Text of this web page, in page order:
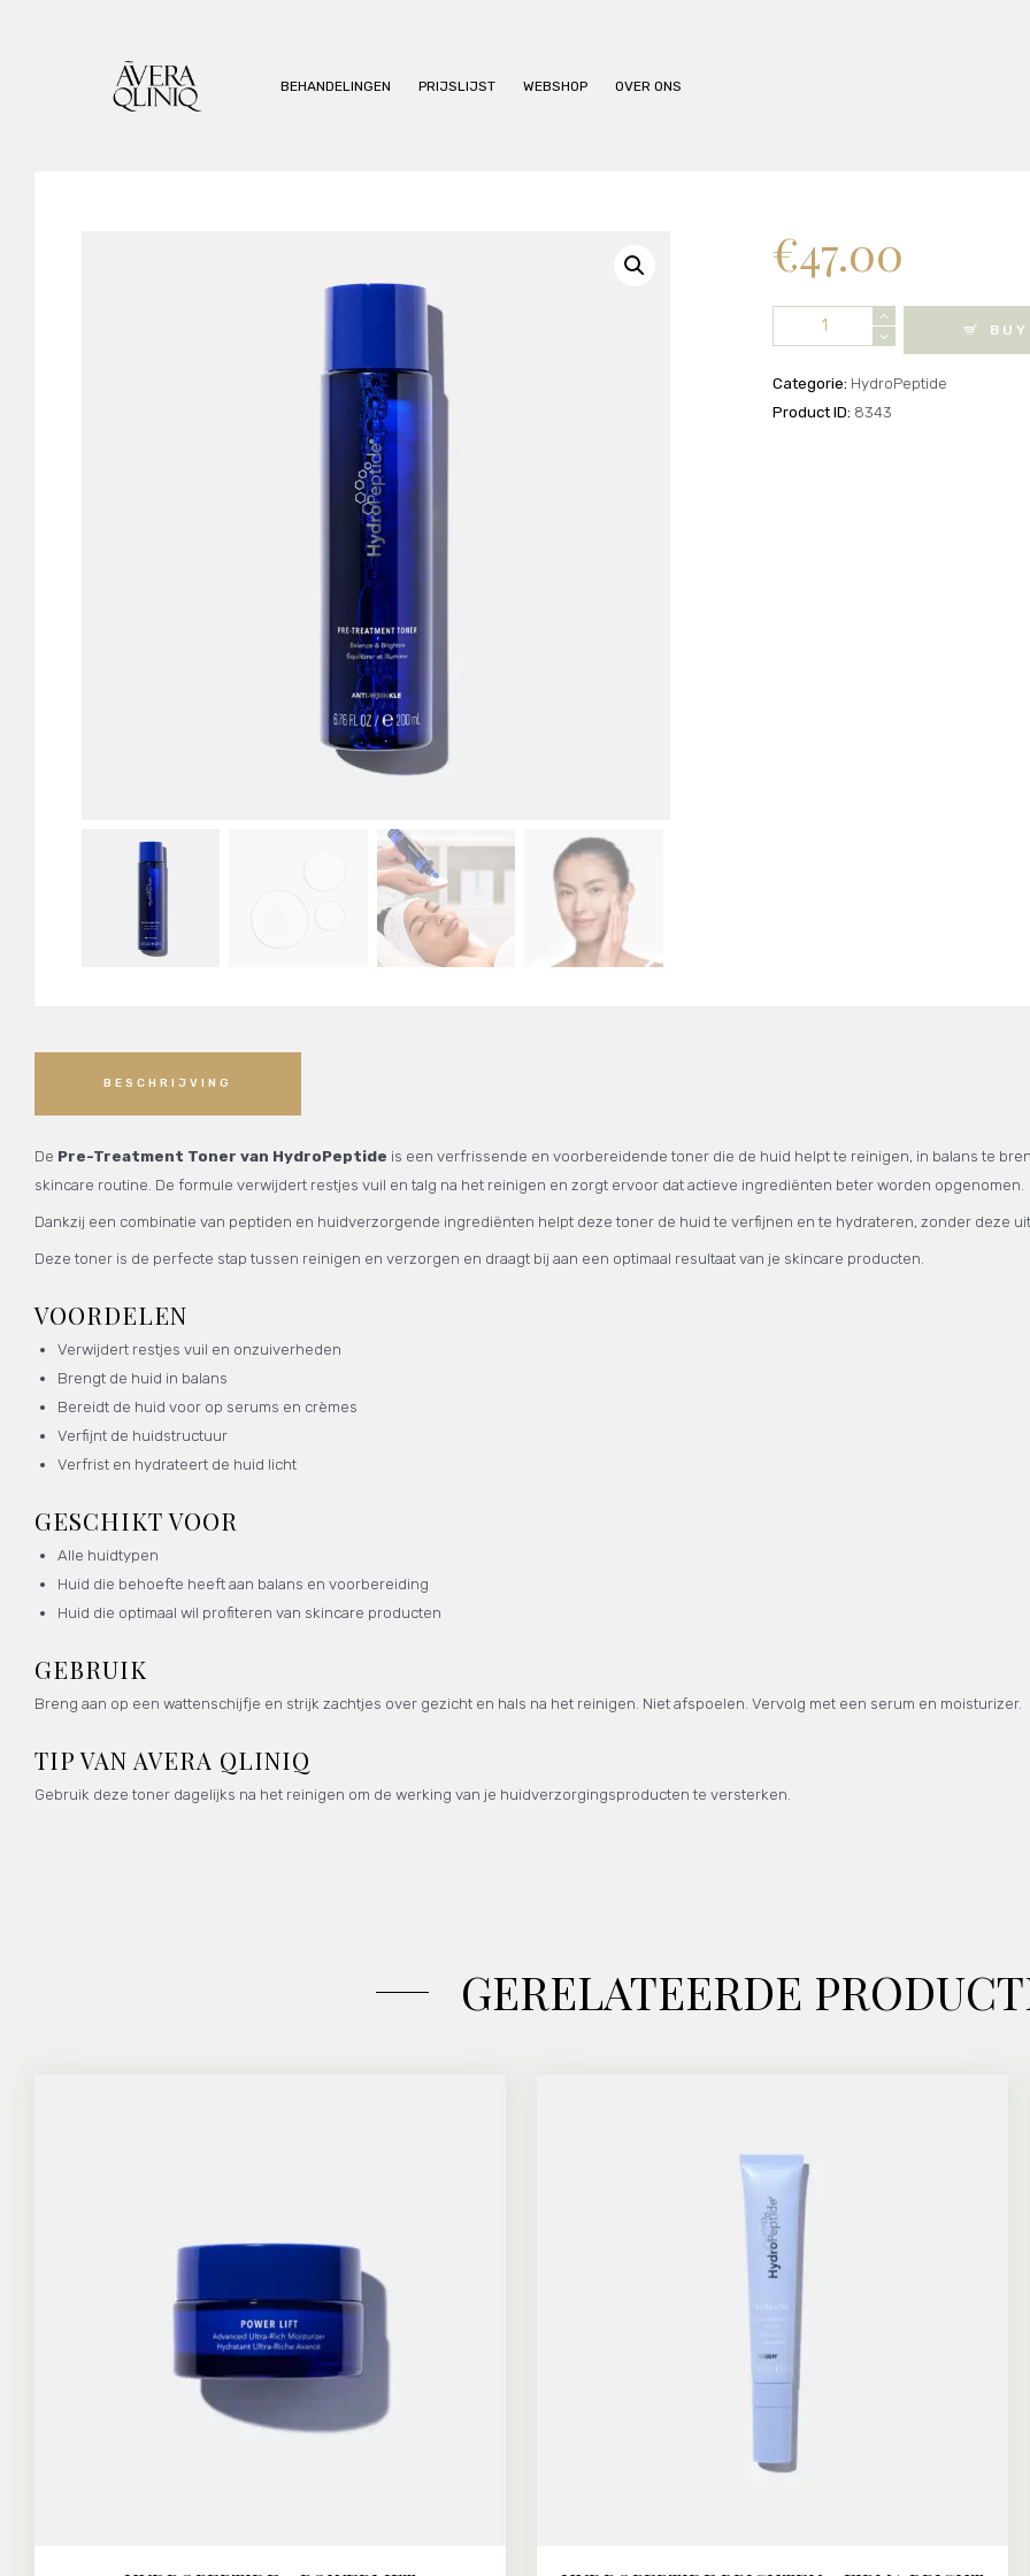
BEHANDELINGEN PRIJSLIJST WEBSHOP OVER ONS
PRIJSLIJST
€47.00
HydroPeptide
-
Pre-
Treatment
Categorie: HydroPeptide
Product ID: 8343
BESCHRIJVING
De Pre-Treatment Toner van HydroPeptide is een verfrissende en voorbereidende toner die de huid helpt te reinigen, in balans te
skincare routine. De formule verwijdert restjes vuil en talg na het reinigen en zorgt ervoor dat actieve ingrediënten beter worden opgenomen.
Dankzij een combinatie van peptiden en huidverzorgende ingrediënten helpt deze toner de huid te verfijnen en te hydrateren, zonder deze
Deze toner is de perfecte stap tussen reinigen en verzorgen en draagt bij aan een optimaal resultaat van je skincare producten.
VOORDELEN
Verwijdert restjes vuil en onzuiverheden
Brengt de huid in balans
Bereidt de huid voor op serums en crèmes
Verfijnt de huidstructuur
Verfrist en hydrateert de huid licht
GESCHIKT VOOR
Alle huidtypen
Huid die behoefte heeft aan balans en voorbereiding
Huid die optimaal wil profiteren van skincare producten
GEBRUIK
Breng aan op een wattenschijfje en strijk zachtjes over gezicht en hals na het reinigen. Niet afspoelen. Vervolg met een serum en moisturizer.
TIP VAN AVERA QLINIQ
Gebruik deze toner dagelijks na het reinigen om de werking van je huidverzorgingsproducten te versterken.
GERELATEERDE